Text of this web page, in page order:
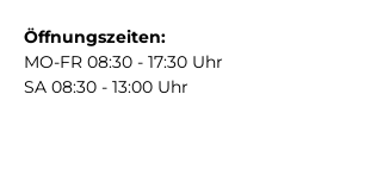
Öffnungszeiten:
MO-FR 08:30 - 17:30 Uhr
SA 08:30 - 13:00 Uhr